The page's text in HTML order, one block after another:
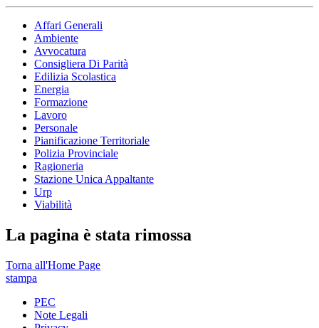
Affari Generali
Ambiente
Avvocatura
Consigliera Di Parità
Edilizia Scolastica
Energia
Formazione
Lavoro
Personale
Pianificazione Territoriale
Polizia Provinciale
Ragioneria
Stazione Unica Appaltante
Urp
Viabilità
La pagina è stata rimossa
Torna all'Home Page
stampa
PEC
Note Legali